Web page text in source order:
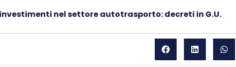
nel settore autotrasporto: decreti in G.U.